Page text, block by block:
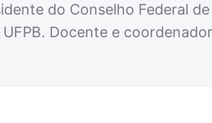
do Conselho Federal
UFPB. Docente e